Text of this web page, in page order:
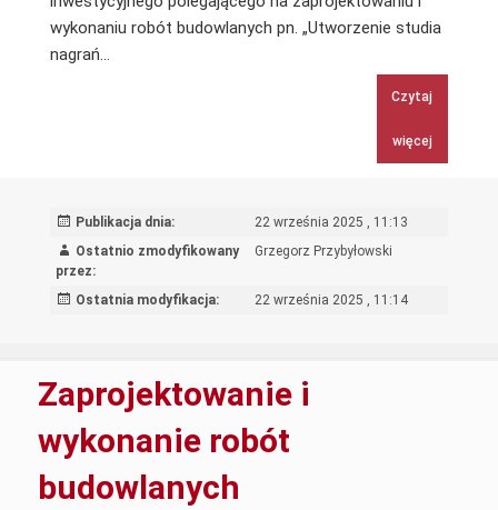
wykonaniu robót budowlanych pn. „Utworzenie studia
nagrań…
Czytaj
więcej
studia
nagrań
budynku
46A
Warszawie”
Publikacja dnia:
22 września 2025 , 11:13
Ostatnio zmodyfikowany
przez:
Grzegorz Przybyłowski
Ostatnia modyfikacja: 22 września 2025 , 11:14
Zaprojektowanie i
wykonanie robót
budowlanych